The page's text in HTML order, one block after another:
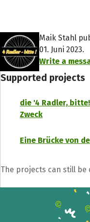
Maik Stahl
01. Juni 2023.
Write a
Supported projects
die '4 Radler,
Zweck
Eine Brücke von
The projects can still be